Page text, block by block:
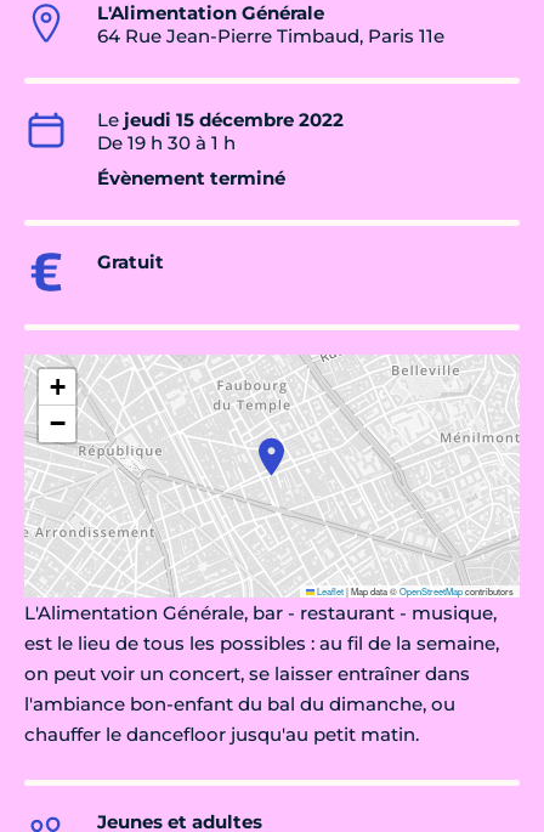
L'Alimentation Générale
64 Rue Jean-Pierre Timbaud, Paris 11e
Le jeudi 15 décembre 2022
De 19 h 30 à 1 h
Évènement terminé
Gratuit
+
−
Leaflet|Map data ©OpenStreetMapcontributors
L'Alimentation Générale, bar - restaurant - musique,
est le lieu de tous les possibles : au fil de la semaine,
on peut voir un concert, se laisser entraîner dans
l'ambiance bon-enfant du bal du dimanche, ou
chauffer le dancefloor jusqu'au petit matin.
Jeunes et adultes